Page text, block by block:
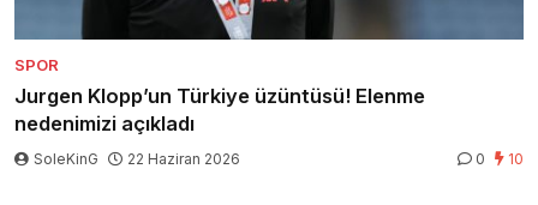
SPOR
Jurgen Klopp’un Türkiye üzüntüsü! Elenme
nedenimizi açıkladı
SoleKinG 22 Haziran 2026 0 10